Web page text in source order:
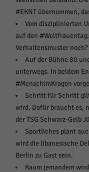
#EKNT übernommen,
Vom disziplinierten
auf den
Verhaltensmuster noch?
Auf der Bühne 80
unterwegs. In beidem
#MenschimKragen
Schritt für Schritt
wird. Dafür braucht es,
der TSG Schwarz-Gelb
Sportliches plant
wird die libanesische
Berlin zu Gast sein.
Kaum jemandem
Marketing (1)
Marketing-Cookies werden
um personalisierte
über Websites hinweg
Externe Medien (6)
Inhalte von
standardmäßig blockiert.
werden, bedarf der Zugriff
powered by Borlabs Cookie